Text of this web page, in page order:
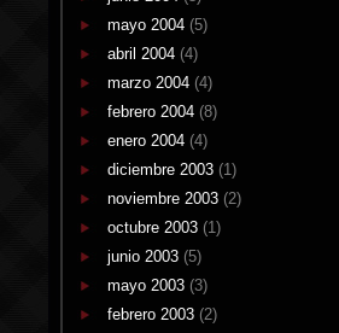
mayo 2004 (5)
abril 2004 (4)
marzo 2004 (4)
febrero 2004 (8)
enero 2004 (4)
diciembre 2003 (1)
noviembre 2003 (2)
octubre 2003 (1)
junio 2003 (5)
mayo 2003 (3)
febrero 2003 (2)